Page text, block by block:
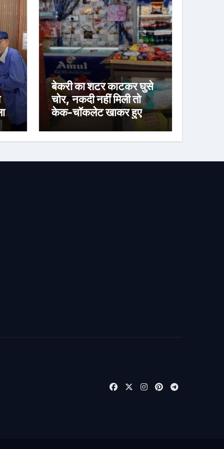
बेकरी का शटर काटकर घुसे
चोर, नकदी नहीं मिली तो
केक-चॉकलेट खाकर हुए